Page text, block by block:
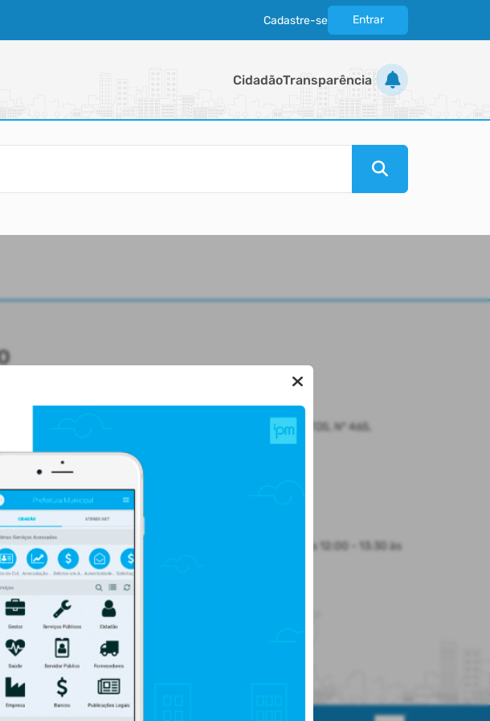
Cadastre-se Entrar
CidadãoTransparência
LOCALIZAÇÃO
Rua CEL. JULIO PEREIRA DOS SANTOS, Nº 465,
Santo Augusto/
CEP: 98.590-000
Segunda-feira a Sexta-feira
8:30 às 12:00 - 13:30 às
17:00